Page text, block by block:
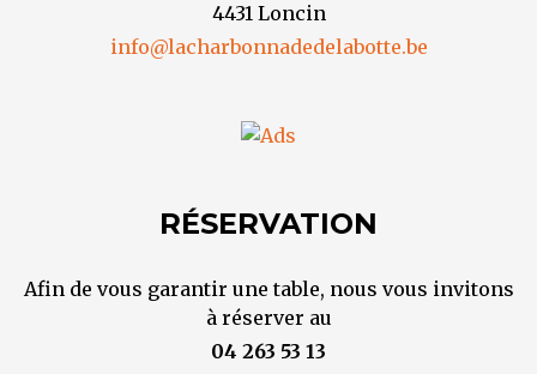
4431 Loncin
info@lacharbonnadedelabotte.be
RÉSERVATION
Afin de vous garantir une table, nous vous invitons
à réserver au
04 263 53 13